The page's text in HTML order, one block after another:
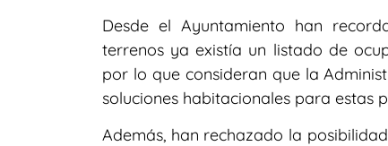
Desde el Ayuntamiento han
terrenos ya existía un listado de
por lo que consideran que la
soluciones habitacionales para estas
Además, han rechazado la